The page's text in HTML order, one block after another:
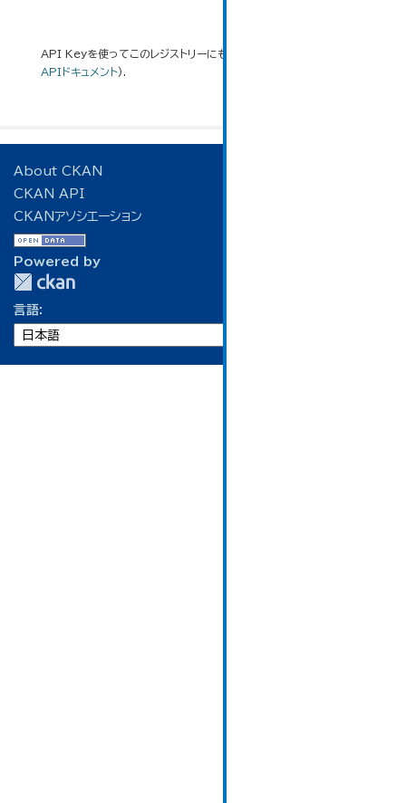
API Keyを使ってこのレジストリーにもアクセス可能です
APIドキュメント).
About CKAN
CKAN API
CKANアソシエーション
Powered by
言語